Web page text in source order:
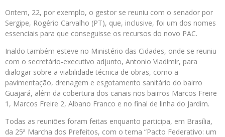
Ontem, 22, por exemplo, o gestor se reuniu com o senador por
Sergipe, Rogério Carvalho (PT), que, inclusive, foi um dos nomes
essenciais para que conseguisse os recursos do novo PAC.
Inaldo também esteve no Ministério das Cidades, onde se reuniu
com o secretário-executivo adjunto, Antonio Vladimir, para
dialogar sobre a viabilidade técnica de obras, como a
pavimentação, drenagem e esgotamento sanitário do bairro
Guajará, além da cobertura dos canais nos bairros Marcos Freire
1, Marcos Freire 2, Albano Franco e no final de linha do Jardim.
Todas as reuniões foram feitas enquanto participa, em Brasília,
da 25ª Marcha dos Prefeitos, com o tema “Pacto Federativo: um